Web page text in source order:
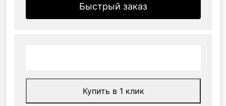
Быстрый заказ
Купить в 1 клик